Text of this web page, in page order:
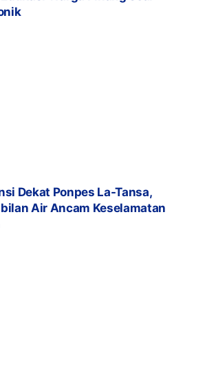
Dekat Ponpes La-Tansa,
Air Ancam Keselamatan